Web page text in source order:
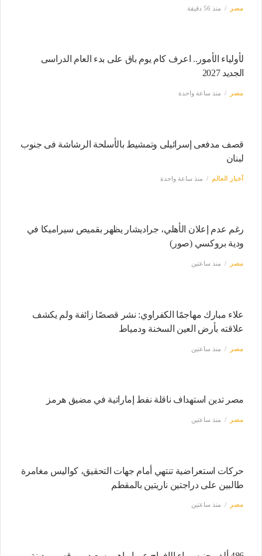
مصر منذ 56 دقيقة
لأولياء الأمور.. اعرف كام يوم باق على بدء العام الدراسى
الجديد 2027
مصر منذ ساعة واحدة
قصف مدفعى إسرائيلى وتمشيط بالأسلحة الرشاشة فى جنوب
لبنان
أخبار العالم منذ ساعة واحدة
رغم عدم إعلان الأهلي، جراديشار يظهر بقميص سيراميكا في
ودية بروكسي (صور)
مصر منذ ساعتين
علاء مبارك مهاجمًا الكفراوي: نشر قصصًا زائفة ولم يكشف
علاقته بأرض العين السخنة ودمياط
مصر منذ ساعتين
مصر تدين استهداف ناقلة نفط إماراتية في مضيق هرمز
مصر منذ ساعتين
حركات استعراضية تنتهي أمام جهات التحقيق، كواليس مغامرة
طالبين على دراجتين ناريتين بالمقطم
مصر منذ ساعتين